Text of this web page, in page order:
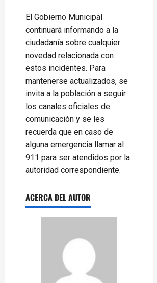
El Gobierno Municipal
continuará informando a la
ciudadanía sobre cualquier
novedad relacionada con
estos incidentes. Para
mantenerse actualizados, se
invita a la población a seguir
los canales oficiales de
comunicación y se les
recuerda que en caso de
alguna emergencia llamar al
911 para ser atendidos por la
autoridad correspondiente.
ACERCA DEL AUTOR